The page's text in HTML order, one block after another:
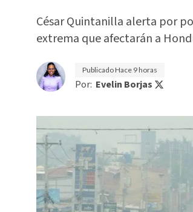
César Quintanilla alerta por
extrema que afectarán a
PublicadoHace 9 horas
Por: Evelin Borjas